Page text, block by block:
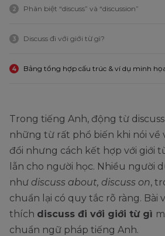
2 Phân biệt “discuss” và “discussion”
3 Discuss đi với giới từ gì?
4 Bảng tổng hợp cấu trúc & ví dụ minh
Trong tiếng Anh, động từ
những từ rất phổ biến khi nói về
đổi nhưng cách kết hợp với giới
lẫn cho người học. Nhiều người
như discuss about, discuss on,
chuẩn lại có quy tắc rõ ràng. Bài
thích discuss đi với giới từ gì
chuẩn ngữ pháp tiếng Anh.